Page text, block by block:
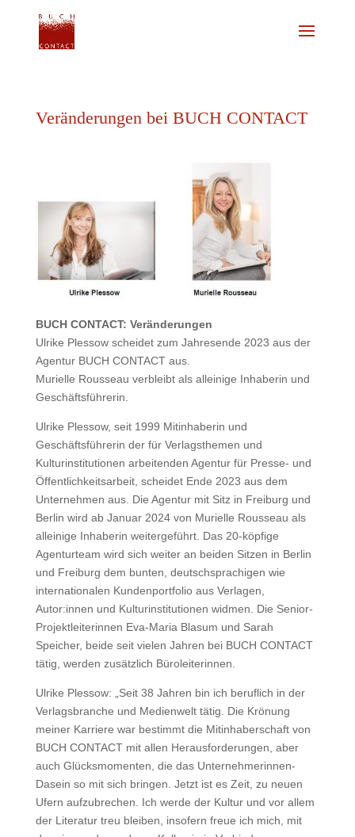
Veränderungen bei BUCH CONTACT
BUCH CONTACT: Veränderungen
Ulrike Plessow scheidet zum Jahresende 2023 aus der
Agentur BUCH CONTACT aus.
Murielle Rousseau verbleibt als alleinige Inhaberin und
Geschäftsführerin.
Ulrike Plessow, seit 1999 Mitinhaberin und
Geschäftsführerin der für Verlagsthemen und
Kulturinstitutionen arbeitenden Agentur für Presse- und
Öffentlichkeitsarbeit, scheidet Ende 2023 aus dem
Unternehmen aus. Die Agentur mit Sitz in Freiburg und
Berlin wird ab Januar 2024 von Murielle Rousseau als
alleinige Inhaberin weitergeführt. Das 20-köpfige
Agenturteam wird sich weiter an beiden Sitzen in Berlin
und Freiburg dem bunten, deutschsprachigen wie
internationalen Kundenportfolio aus Verlagen,
Autor:innen und Kulturinstitutionen widmen. Die Senior-
Projektleiterinnen Eva-Maria Blasum und Sarah
Speicher, beide seit vielen Jahren bei BUCH CONTACT
tätig, werden zusätzlich Büroleiterinnen.
Ulrike Plessow: „Seit 38 Jahren bin ich beruflich in der
Verlagsbranche und Medienwelt tätig. Die Krönung
meiner Karriere war bestimmt die Mitinhaberschaft von
BUCH CONTACT mit allen Herausforderungen, aber
auch Glücksmomenten, die das Unternehmerinnen-
Dasein so mit sich bringen. Jetzt ist es Zeit, zu neuen
Ufern aufzubrechen. Ich werde der Kultur und vor allem
der Literatur treu bleiben, insofern freue ich mich, mit